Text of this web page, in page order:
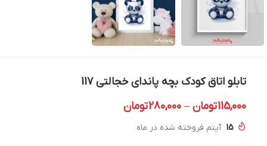
تابلو اتاق کودک بچه پاندای خجالتی 117
115,000تومان –
280,000تومان
15 آیتم فروخته شده در ماه